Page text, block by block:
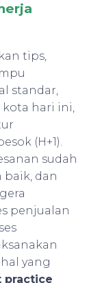
tips,
standar,
hari ini,
(H+1).
sudah
dan
penjualan
yang
practice